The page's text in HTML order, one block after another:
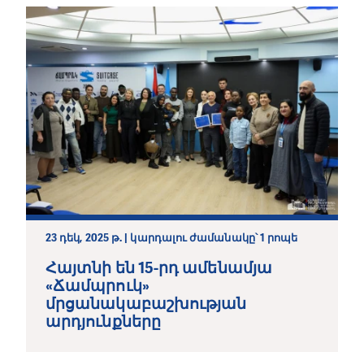
23 դեկ, 2025 թ. | կարդալու ժամանակը՝ 1 րոպե
Հայտնի են 15-րդ ամենամյա
«Ճամպրուկ»
մրցանակաբաշխության
արդյունքները